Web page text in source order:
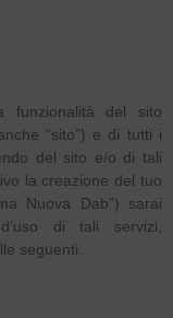
funzionalità del sito
“sito”) e di tutti i
del sito e/o di tali
la creazione del tuo
Nuova Dab”) sarai
di tali servizi,
seguenti.